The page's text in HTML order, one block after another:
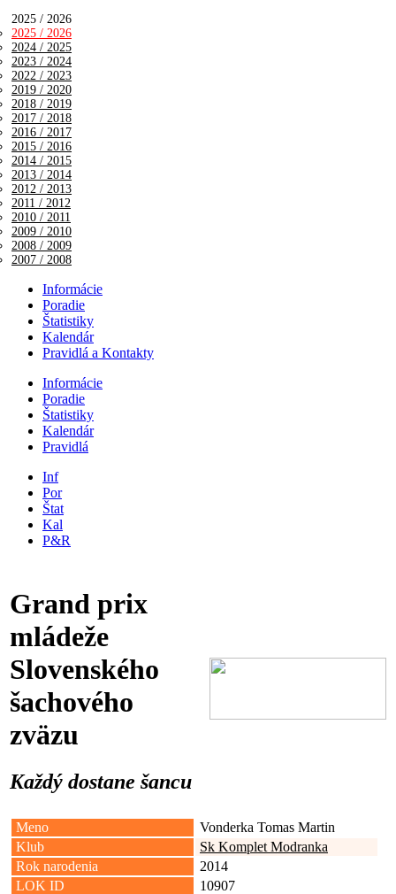
2025 / 2026
2025 / 2026
2024 / 2025
2023 / 2024
2022 / 2023
2019 / 2020
2018 / 2019
2017 / 2018
2016 / 2017
2015 / 2016
2014 / 2015
2013 / 2014
2012 / 2013
2011 / 2012
2010 / 2011
2009 / 2010
2008 / 2009
2007 / 2008
Informácie
Poradie
Štatistiky
Kalendár
Pravidlá a Kontakty
Informácie
Poradie
Štatistiky
Kalendár
Pravidlá
Inf
Por
Štat
Kal
P&R
Grand prix
mládeže
Slovenského
šachového
zväzu
Každý dostane šancu
Meno
Vonderka Tomas Martin
Klub
Sk Komplet Modranka
Rok narodenia
2014
LOK ID
10907